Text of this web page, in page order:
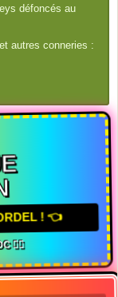
défoncés au
autres conneries :
! 👈
🏴‍☠️